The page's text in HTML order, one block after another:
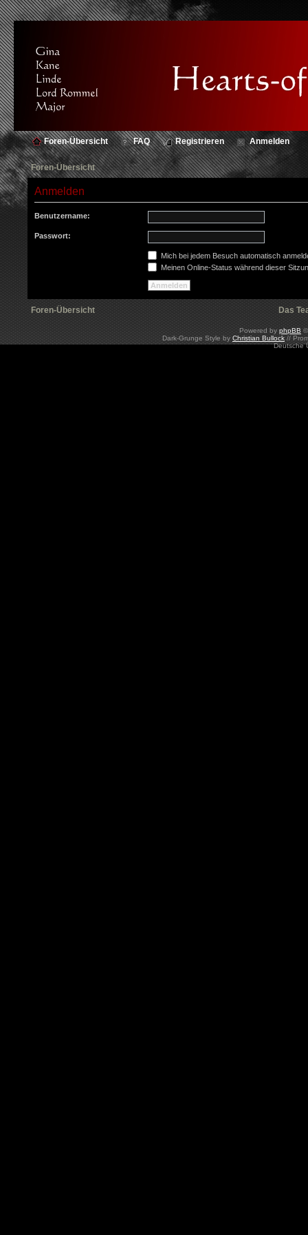
Foren-Übersicht FAQ Registrieren Anmelden
Foren-Übersicht
Anmelden
Benutzername:
Passwort:
Mich bei jedem Besuch automatisch
Meinen Online-Status während dieser
Foren-Übersicht Das
Powered by phpBB
Dark-Grunge Style by Christian Bullock //
Deutsche